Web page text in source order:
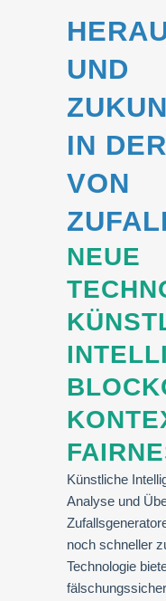
UND
IN
VON
NEUE
Künstliche
Analyse und
noch schneller
Technologie